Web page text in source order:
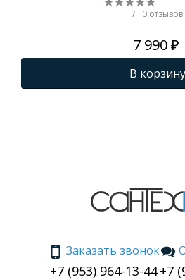
/ 0 отзывов
7 990 ₽
В корзину
Заказать звонок
+7 (953) 964-13-44+7